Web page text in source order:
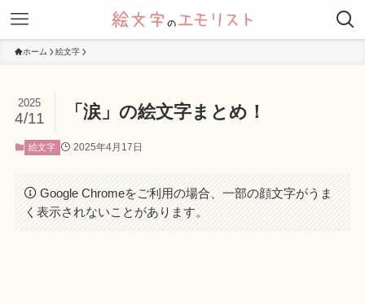
ホーム 絵文字
「涙」の絵文字まとめ！
2025
4/11
絵文字 2025年4月17日
Google Chromeをご利用の場合、一部の顔文字がうま
く表示されないことがあります。